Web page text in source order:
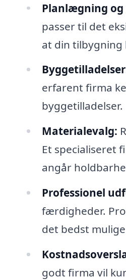
Planlægning og
passer til det
at din tilbygning
erfarent firma
byggetilladelser.
Materialevalg:
Et specialiseret
angår
Professionel
færdigheder.
det bedst
godt firma vil